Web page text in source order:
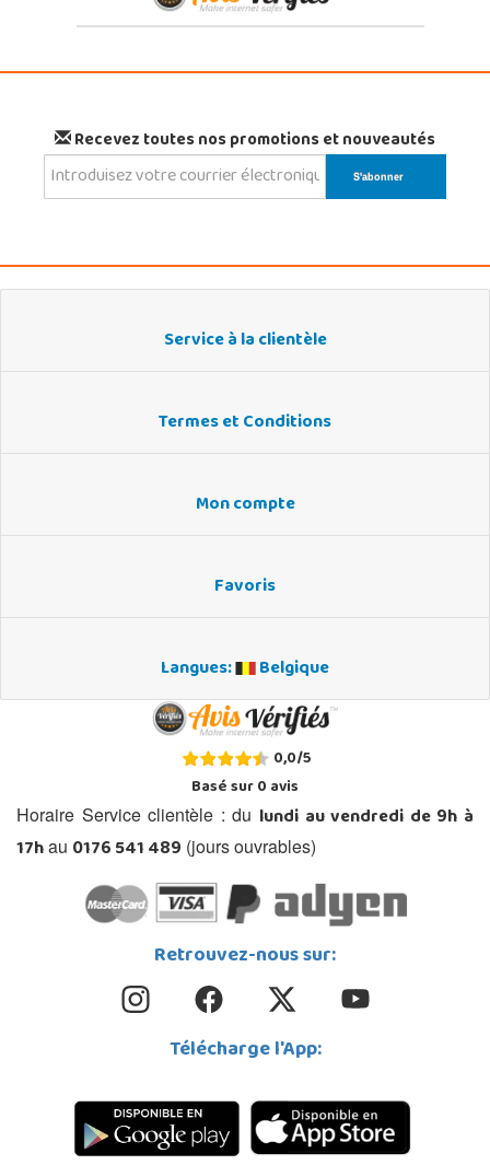
Recevez toutes nos promotions et nouveautés
Service à la clientèle
Termes et Conditions
Mon compte
Favoris
Langues: Belgique
0,0/5
Basé sur0avis
Horaire Service clientèle : du lundi au vendredi de 9h à
17hau 0176 541 489 (jours ouvrables)
Retrouvez-nous sur:
Télécharge l'App: